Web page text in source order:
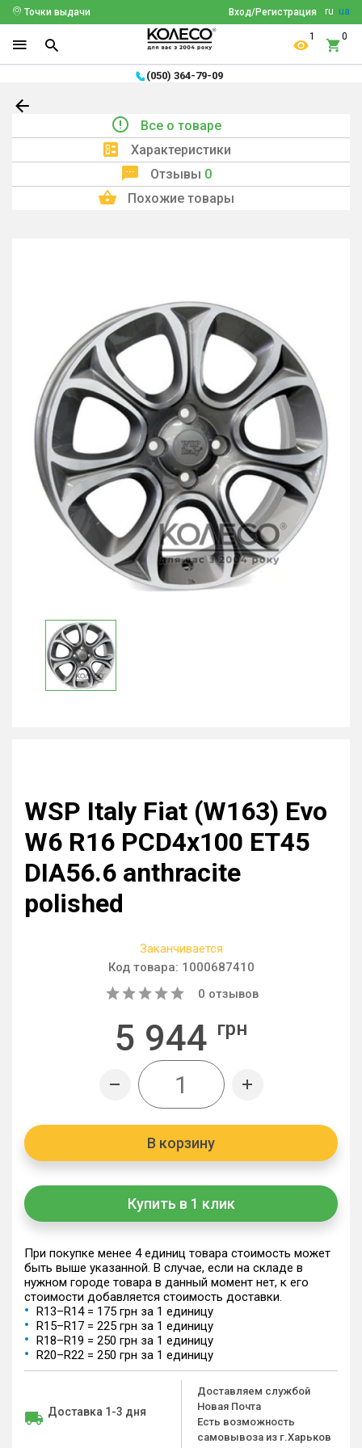
ru ua
Вход/Регистрация
Точки выдачи
1 0
(050) 364-79-09
Все о товаре
Характеристики
Отзывы 0
Похожие товары
WSP Italy Fiat (W163) Evo
W6 R16 PCD4x100 ET45
DIA56.6 anthracite
polished
Заканчивается
Код товара: 1000687410
0 отзывов
5 944 грн
В корзину
Купить в 1 клик
При покупке менее 4 единиц товара стоимость может
быть выше указанной. В случае, если на складе в
нужном городе товара в данный момент нет, к его
стоимости добавляется стоимость доставки.
R13–R14 = 175 грн за 1 единицу
R15–R17 = 225 грн за 1 единицу
R18–R19 = 250 грн за 1 единицу
R20–R22 = 250 грн за 1 единицу
Доставка 1-3 дня
Доставляем службой
Новая Почта
Есть возможность
самовывоза из г.Харьков